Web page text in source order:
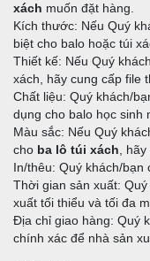
xách muốn đặt hàng.
Kích thước: Nếu Quý
biệt cho balo hoặc túi
Thiết kế: Nếu Quý
xách, hãy cung cấp file
Chất liệu: Quý khách/
dụng cho balo học sinh
Màu sắc: Nếu Quý
cho ba lô túi xách, hãy
In/thêu: Quý khách/bạn
Thời gian sản xuất:
xuất tối thiểu và tối đa
Địa chỉ giao hàng: Quý
chính xác để nhà sản